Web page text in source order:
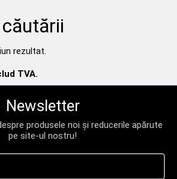
rezultat.
TVA.
Newsletter
produsele noi și reducerile apărute
pe site-ul nostru!